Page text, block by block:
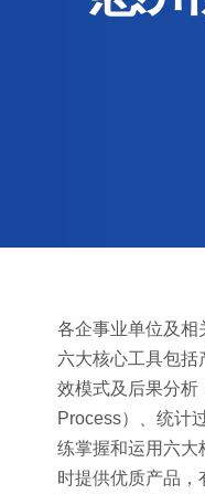
各企事业单位及相
六大核心工具包
效模式及后果分析
Process）、统计
练掌握和运用六大
时提供优质产品，